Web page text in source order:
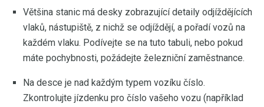
Většina stanic má desky zobrazující detaily odjíždějících
vlaků, nástupiště, z nichž se odjíždějí, a pořadí vozů na
každém vlaku. Podívejte se na tuto tabuli, nebo pokud
máte pochybnosti, požádejte železniční zaměstnance.
Na desce je nad každým typem vozíku číslo.
Zkontrolujte jízdenku pro číslo vašeho vozu (například